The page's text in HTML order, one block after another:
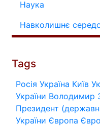
Наука
Навколишнє
Tags
Росія Україна Київ
України Володимир
Президент
України Європа